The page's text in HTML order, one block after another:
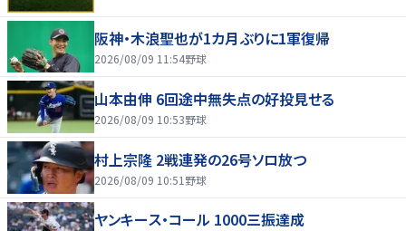
阪神・木浪聖也が1カ月ぶりに1軍復帰
2026/08/09 11:54野球
山本由伸 6回途中無失点の好投見せる
2026/08/09 10:53野球
村上宗隆 2戦連発の26号ソロ放つ
2026/08/09 10:51 野球
ヤンキース・コール 1000三振達成